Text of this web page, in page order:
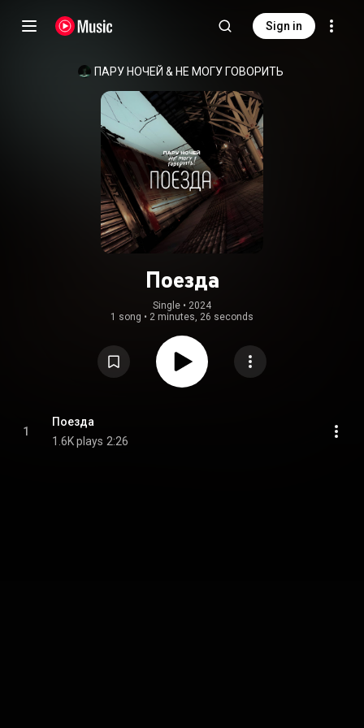
Sign in
ПАРУ НОЧЕЙ & НЕ МОГУ ГОВОРИТЬ
Поезда
Single • 2024
1 song • 2 minutes, 26 seconds
1
Поезда
1.6K plays 2:26